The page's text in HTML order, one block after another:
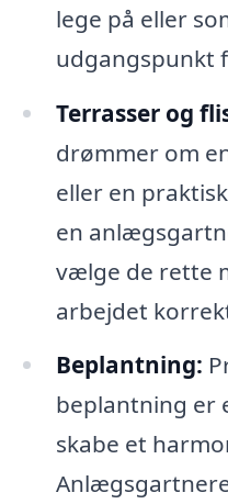
lege på eller
udgangspunkt
Terrasser og
drømmer om
eller en
en
vælge de rette
arbejdet
Beplantning:
beplantning er
skabe et